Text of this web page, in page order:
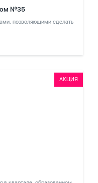
№35
позволяющими сделать
АКЦИЯ